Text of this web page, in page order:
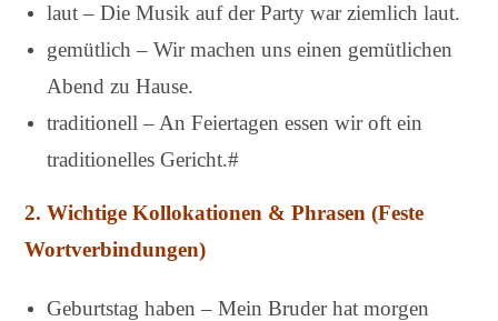
laut – Die Musik auf der Party war ziemlich laut.
gemütlich – Wir machen uns einen gemütlichen
Abend zu Hause.
traditionell – An Feiertagen essen wir oft ein
traditionelles Gericht.#
2.Wichtige Kollokationen & Phrasen (Feste
Wortverbindungen)
Geburtstag haben – Mein Bruder hat morgen